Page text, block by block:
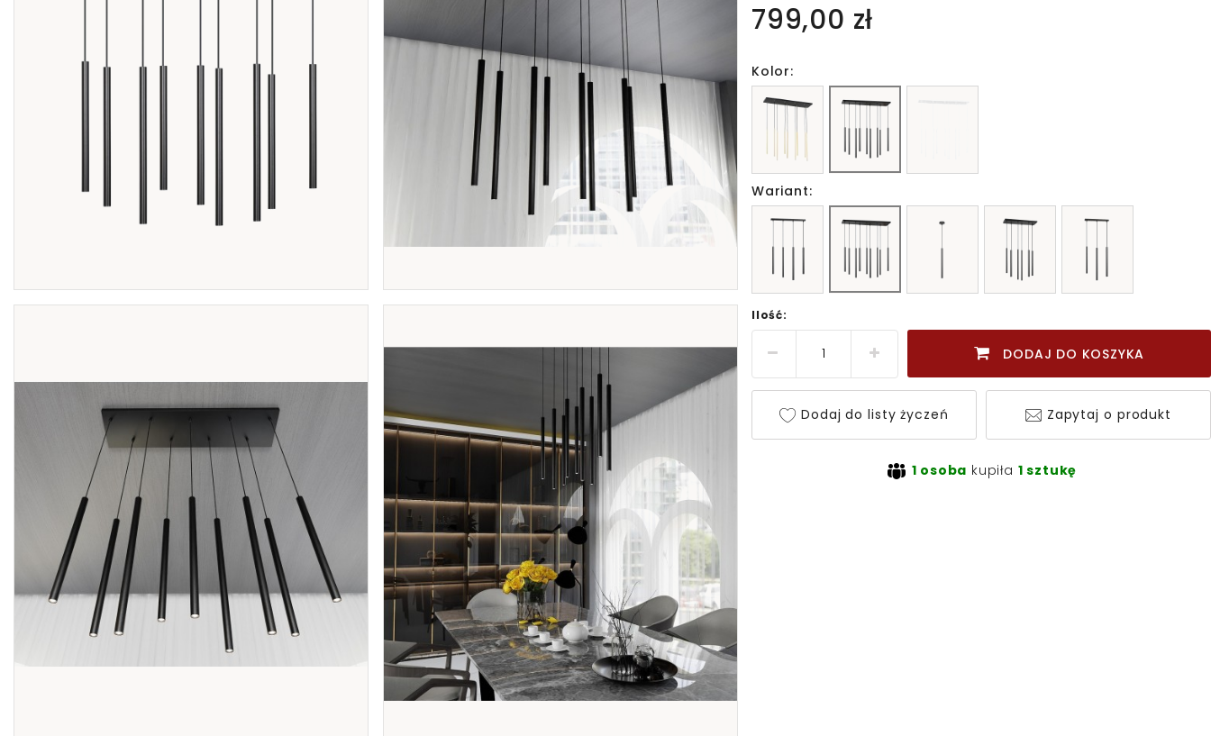
799,00 zł
Kolor:
Wariant:
Ilość:
DODAJ DO KOSZYKA
Dodaj do listy życzeń Zapytaj o produkt
1 osoba kupiła 1 sztukę